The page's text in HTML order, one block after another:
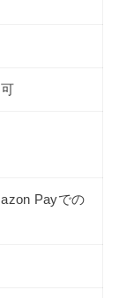
Payでの